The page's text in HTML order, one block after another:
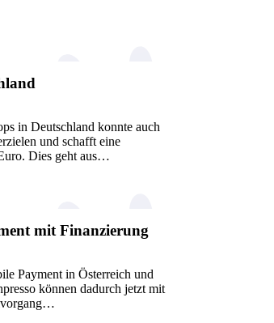
in Deutschland konnte auch
und schafft eine
Dies geht aus…
mit Finanzierung
Payment in Österreich und
können dadurch jetzt mit